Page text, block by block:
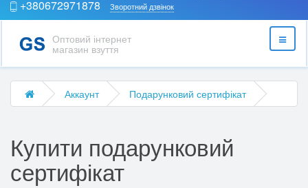
+380672971878 Зворотний дзвінок
Оптовий інтернет
магазин взуття
Аккаунт Подарунковий сертифікат
Купити подарунковий
сертифікат